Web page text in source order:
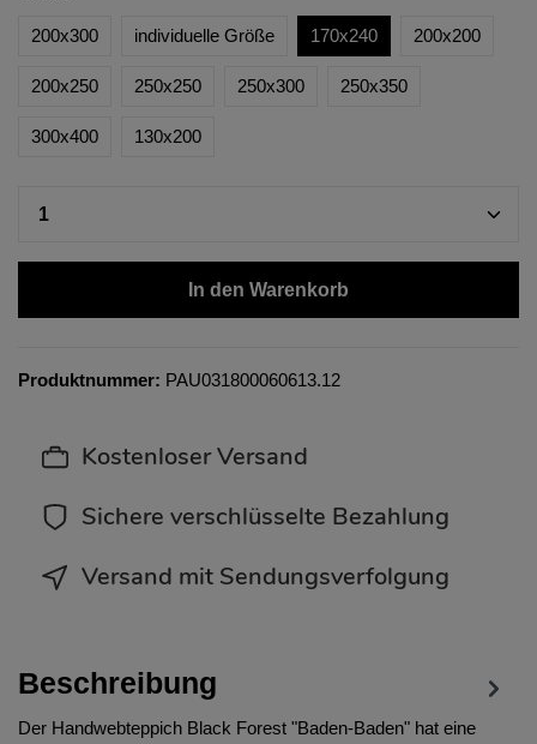
200x300 individuelle Größe 170x240 200x200
200x250 250x250 250x300 250x350
300x400 130x200
In den Warenkorb
Produktnummer: PAU031800060613.12
Kostenloser Versand
Sichere verschlüsselte Bezahlung
Versand mit Sendungsverfolgung
Beschreibung
Der Handwebteppich Black Forest "Baden-Baden" hat eine